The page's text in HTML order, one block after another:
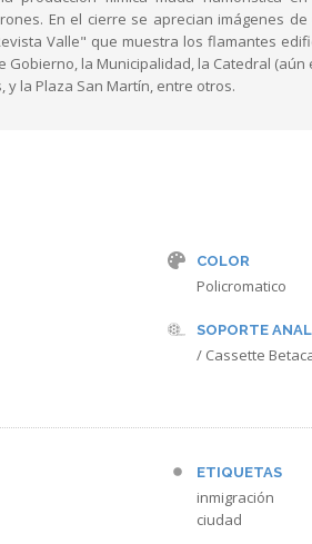
En el cierre se aprecian imágenes
Valle" que muestra los flamantes
Gobierno, la Municipalidad, la Catedral (aún
y la Plaza San Martín, entre otros.
COLOR
Policromatico
SOPORTE
/ Cassette
ETIQUETAS
inmigración
ciudad